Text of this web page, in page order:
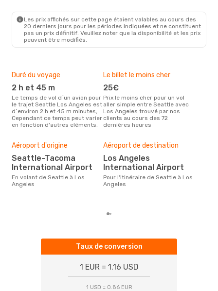
Les prix affichés sur cette page étaient valables au cours des
20 derniers jours pour les périodes indiquées et ne constituent
pas un prix définitif. Veuillez noter que la disponibilité et les prix
peuvent être modifiés.
Duré du voyage
2 h et 45 m
Le temps de vol d´un avion pour
le trajet Seattle Los Angeles est
d´environ 2 h et 45 m minutes,
Cependant ce temps peut varier
en fonction d'autres eléments.
Le billet le moins cher
25€
Prix le moins cher pour un vol
aller simple entre Seattle avec
Los Angeles trouvé par nos
clients au cours des 72
dernières heures
Aéroport d'origine
Seattle-Tacoma
International Airport
En volant de Seattle à Los
Angeles
Aéroport de destination
Los Angeles
International Airport
Pour l'itinéraire de Seattle à Los
Angeles
Taux de conversion
1 EUR = 1.16 USD
1 USD = 0.86 EUR